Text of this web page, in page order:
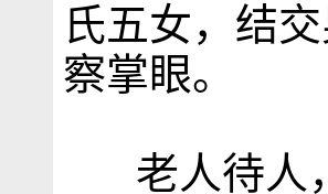
氏五女，结
察掌眼。
老人待人